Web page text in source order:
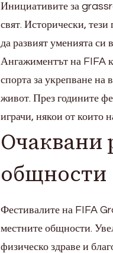
Инициативите за
свят. Исторически, тези
да развият уменията си
Ангажиментът на FIFA
спорта за укрепване на
живот. През годините
играчи, някои от които
Очаквани
общности
Фестивалите на FIFA
местните общности.
физическо здраве и